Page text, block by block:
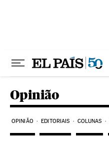
Opinião
OPINIÃO EDITORIAIS COLUNAS